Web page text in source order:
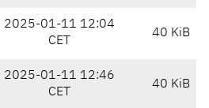
2025-01-11 12:04
CET
40 KiB
2025-01-11 12:46
CET
40 KiB